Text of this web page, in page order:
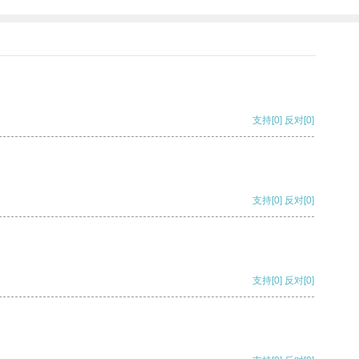
支持[0] 反对[0]
支持[0] 反对[0]
支持[0] 反对[0]